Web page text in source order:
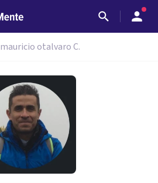
mauricio otalvaro C.